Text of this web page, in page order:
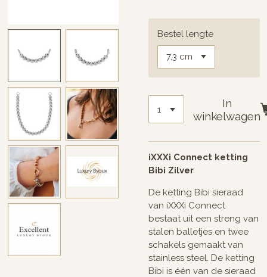
Bestel lengte
In
winkelwagen
iXXXi Connect ketting
Bibi Zilver
De ketting Bibi sieraad
van iXXXi Connect
bestaat uit een streng van
stalen balletjes en twee
schakels gemaakt van
stainless steel. De ketting
Bibi is één van de sieraad